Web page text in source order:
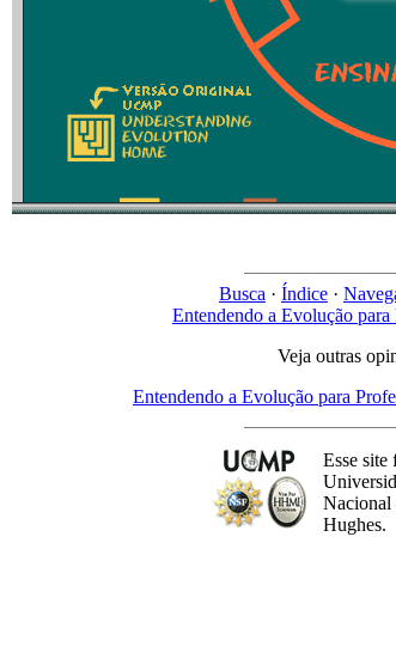
Busca · Índice ·
Entendendo a Evolução
Veja outras
Entendendo a Evolução para
Esse site
Nacional
Hughes.